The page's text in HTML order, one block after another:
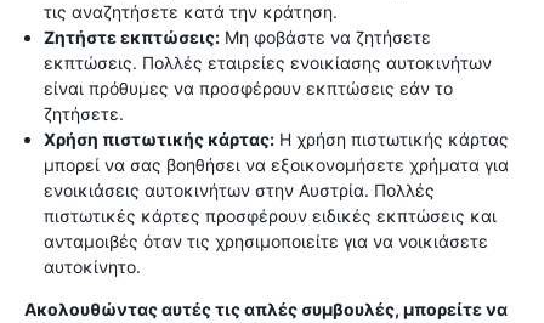
τις αναζητήσετε κατά την κράτηση.
Ζητήστε εκπτώσεις: Μη φοβάστε να ζητήσετε
εκπτώσεις. Πολλές εταιρείες ενοικίασης αυτοκινήτων
είναι πρόθυμες να προσφέρουν εκπτώσεις εάν το
ζητήσετε.
Χρήση πιστωτικής κάρτας: Η χρήση πιστωτικής κάρτας
μπορεί να σας βοηθήσει να εξοικονομήσετε χρήματα για
ενοικιάσεις αυτοκινήτων στην Αυστρία. Πολλές
πιστωτικές κάρτες προσφέρουν ειδικές εκπτώσεις και
ανταμοιβές όταν τις χρησιμοποιείτε για να νοικιάσετε
αυτοκίνητο.
Ακολουθώντας αυτές τις απλές συμβουλές, μπορείτε να